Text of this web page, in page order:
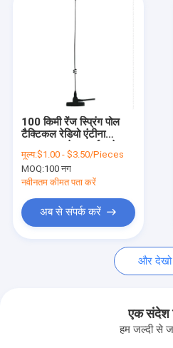
वीआर दिखाएँ
कारखाना भ्रमण
गुणवत्ता नियंत्रण
संपर्क करें
100 किमी रेंज स्प्रिंग पोल
टैक्टिकल रेडियो एंटीना
रेडियो एरियल
मूल्य:$1.00 - $3.50/Pieces
MOQ:100 नग
नवीनतम कीमत पता करें
अब से संपर्क करें
और देखो
एक संदेश
हम जल्दी से